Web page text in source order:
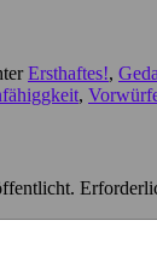
Ersthaftes!,
,